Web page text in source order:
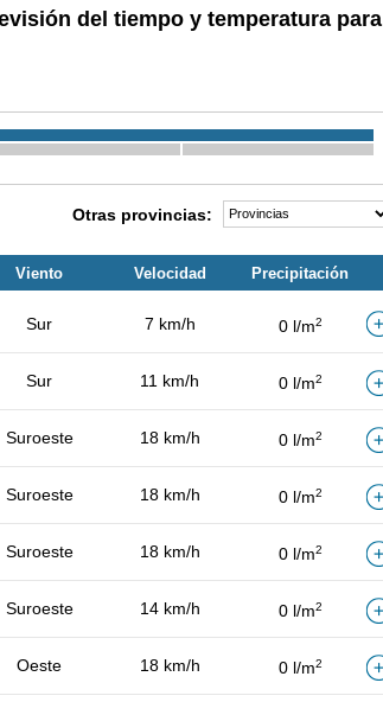
del tiempo y temperatura para
Otras provincias:
Viento Velocidad Precipitación
Sur 7 km/h 0 l/m2
Sur 11 km/h 0 l/m2
Suroeste 18 km/h 0 l/m2
Suroeste 18 km/h 0 l/m2
Suroeste 18 km/h 0 l/m2
Suroeste 14 km/h 0 l/m2
Oeste 18 km/h 0 l/m2